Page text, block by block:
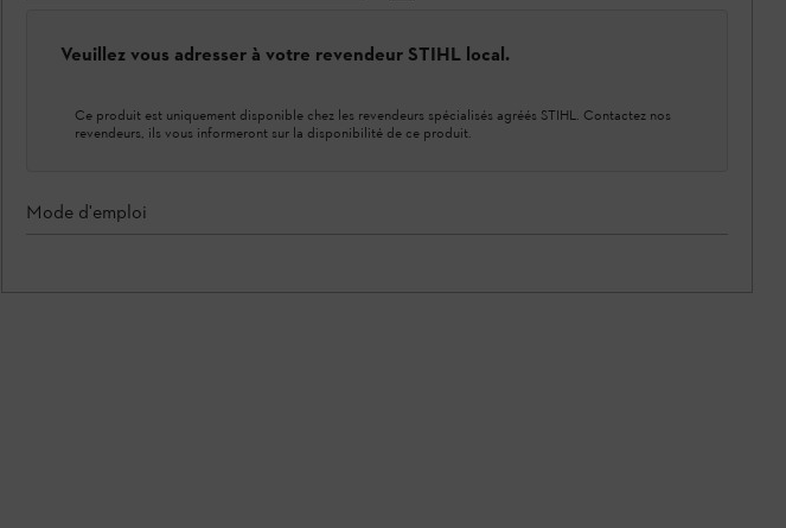
Veuillez vous adresser à votre revendeur STIHL local.
Ce produit est uniquement disponible chez les revendeurs spécialisés agréés STIHL. Contactez nos
revendeurs, ils vous informeront sur la disponibilité de ce produit.
Mode d'emploi